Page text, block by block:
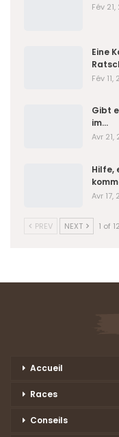
Fév
Eine
Fév 11,
Gibt
im…
Avr 21,
Hilfe,
Avr 17,
PREV NEXT 1 of 12
Accueil
Races
Conseils